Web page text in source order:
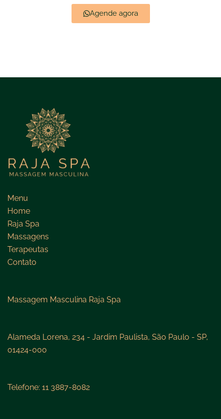
Agende agora
Menu
Home
Raja Spa
Massagens
Terapeutas
Contato
Massagem Masculina Raja Spa
Alameda Lorena, 234 - Jardim Paulista, São Paulo - SP,
01424-000
Telefone: 11 3887-8082